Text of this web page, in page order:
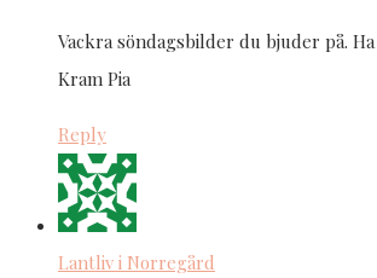
Vackra söndagsbilder du bjuder på.
Kram Pia
Reply
Lantliv i Norregård